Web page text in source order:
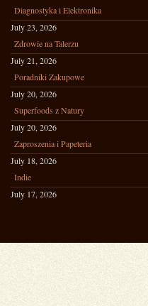
Diagnostyka i Elektronika
July 23, 2026
Zdrowie na Talerzu
July 21, 2026
Poradniki Zakupowe
July 20, 2026
Superfoods z Natury
July 20, 2026
Zaproszenia i Papeteria
July 18, 2026
Indie
July 17, 2026